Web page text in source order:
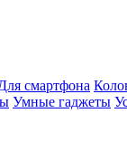
смартфона
Умные гаджеты